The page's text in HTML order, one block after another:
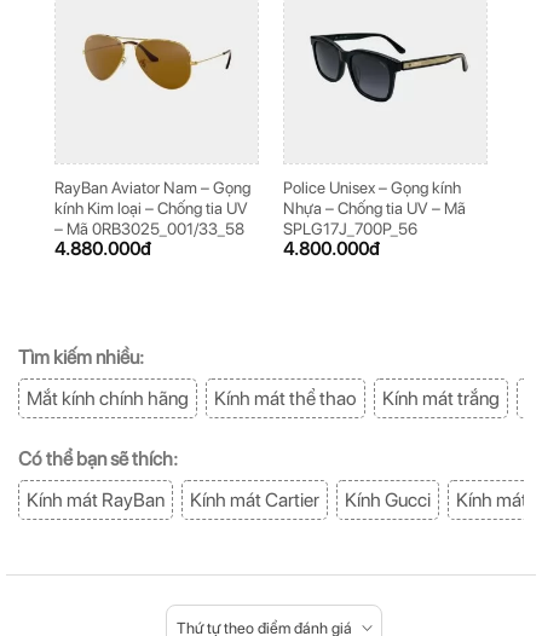
RayBan Aviator Nam – Gọng
kính Kim loại – Chống tia UV
– Mã 0RB3025_001/33_58
4.880.000đ
Police Unisex – Gọng kính
Nhựa – Chống tia UV – Mã
SPLG17J_700P_56
4.800.000đ
Tìm kiếm nhiều:
Mắt kính chính hãng
Kính mát thể thao Kính mát trắng
Có thể bạn sẽ thích:
Kính mát RayBan
Kính mát Cartier Kính Gucci Kính mát
Thứ tự theo điểm đánh giá